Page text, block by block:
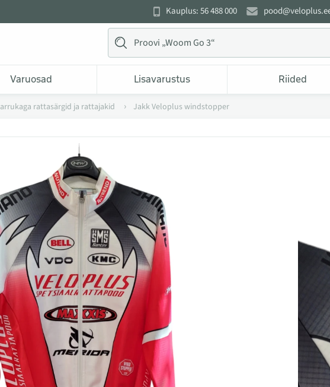
Kauplus: 56 488 000
Varuosad Lisavarustus Riided
rattasärgid ja rattajakid Jakk Veloplus windstopper